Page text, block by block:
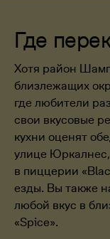
Где
Хотя район
близлежащих
где любители
свои вкусовые
кухни оценят
улице
в пиццерии
езды. Вы также
любой вкус в
«Spice».